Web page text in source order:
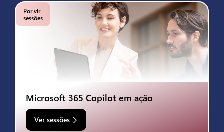
Por vir
sessões
Microsoft 365 Copilot em ação
Ver sessões